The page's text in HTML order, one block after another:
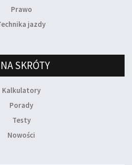
Prawo
jazdy
NA SKRÓTY
Kalkulatory
Porady
Testy
Nowości